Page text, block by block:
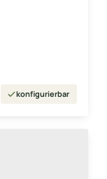
konfigurierbar